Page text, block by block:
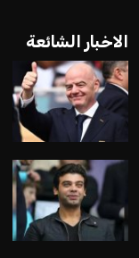
الاخبار الشائعة